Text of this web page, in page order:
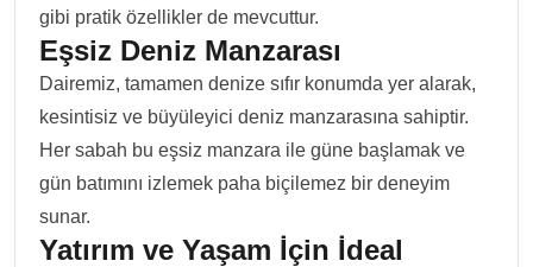
gibi pratik özellikler de mevcuttur.
Eşsiz Deniz Manzarası
Dairemiz, tamamen denize sıfır konumda yer alarak,
kesintisiz ve büyüleyici deniz manzarasına sahiptir.
Her sabah bu eşsiz manzara ile güne başlamak ve
gün batımını izlemek paha biçilemez bir deneyim
sunar.
Yatırım ve Yaşam İçin İdeal